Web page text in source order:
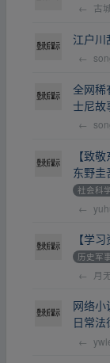
← 古
江户川
←
全网稀
士尼故
←
【致
东野
社会科
←
【学
历史军
← 月
网络小
日常
←